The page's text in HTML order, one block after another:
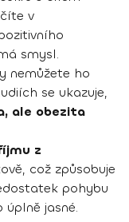
v
smysl.
nemůžete ho
se ukazuje,
ale obezita
z
což způsobuje
pohybu
úplně jasné.